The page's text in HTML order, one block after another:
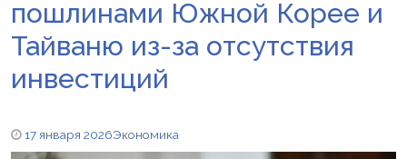
пошлинами Южной Корее и
Тайваню из-за отсутствия
инвестиций
17 января 2026Экономика